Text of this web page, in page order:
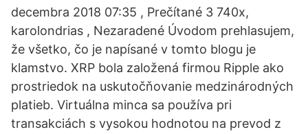
decembra 2018 07:35 , Prečítané 3 740x,
karolondrias , Nezaradené Úvodom prehlasujem,
že všetko, čo je napísané v tomto blogu je
klamstvo. XRP bola založená firmou Ripple ako
prostriedok na uskutočňovanie medzinárodných
platieb. Virtuálna minca sa používa pri
transakciách s vysokou hodnotou na prevod z